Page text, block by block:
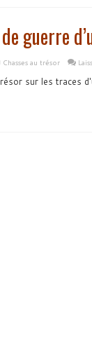
guerre
Chasses au trésor
sur les traces